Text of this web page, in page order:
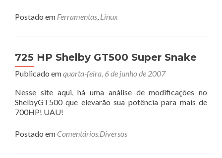
Postado em Ferramentas, Linux
725 HP Shelby GT500 Super Snake
Publicado emquarta-feira, 6 de junho de 2007
Nesse site aqui, há uma análise de modificações no
ShelbyGT500 que elevarão sua potência para mais de
700HP! UAU!
Postado em Comentários.Diversos